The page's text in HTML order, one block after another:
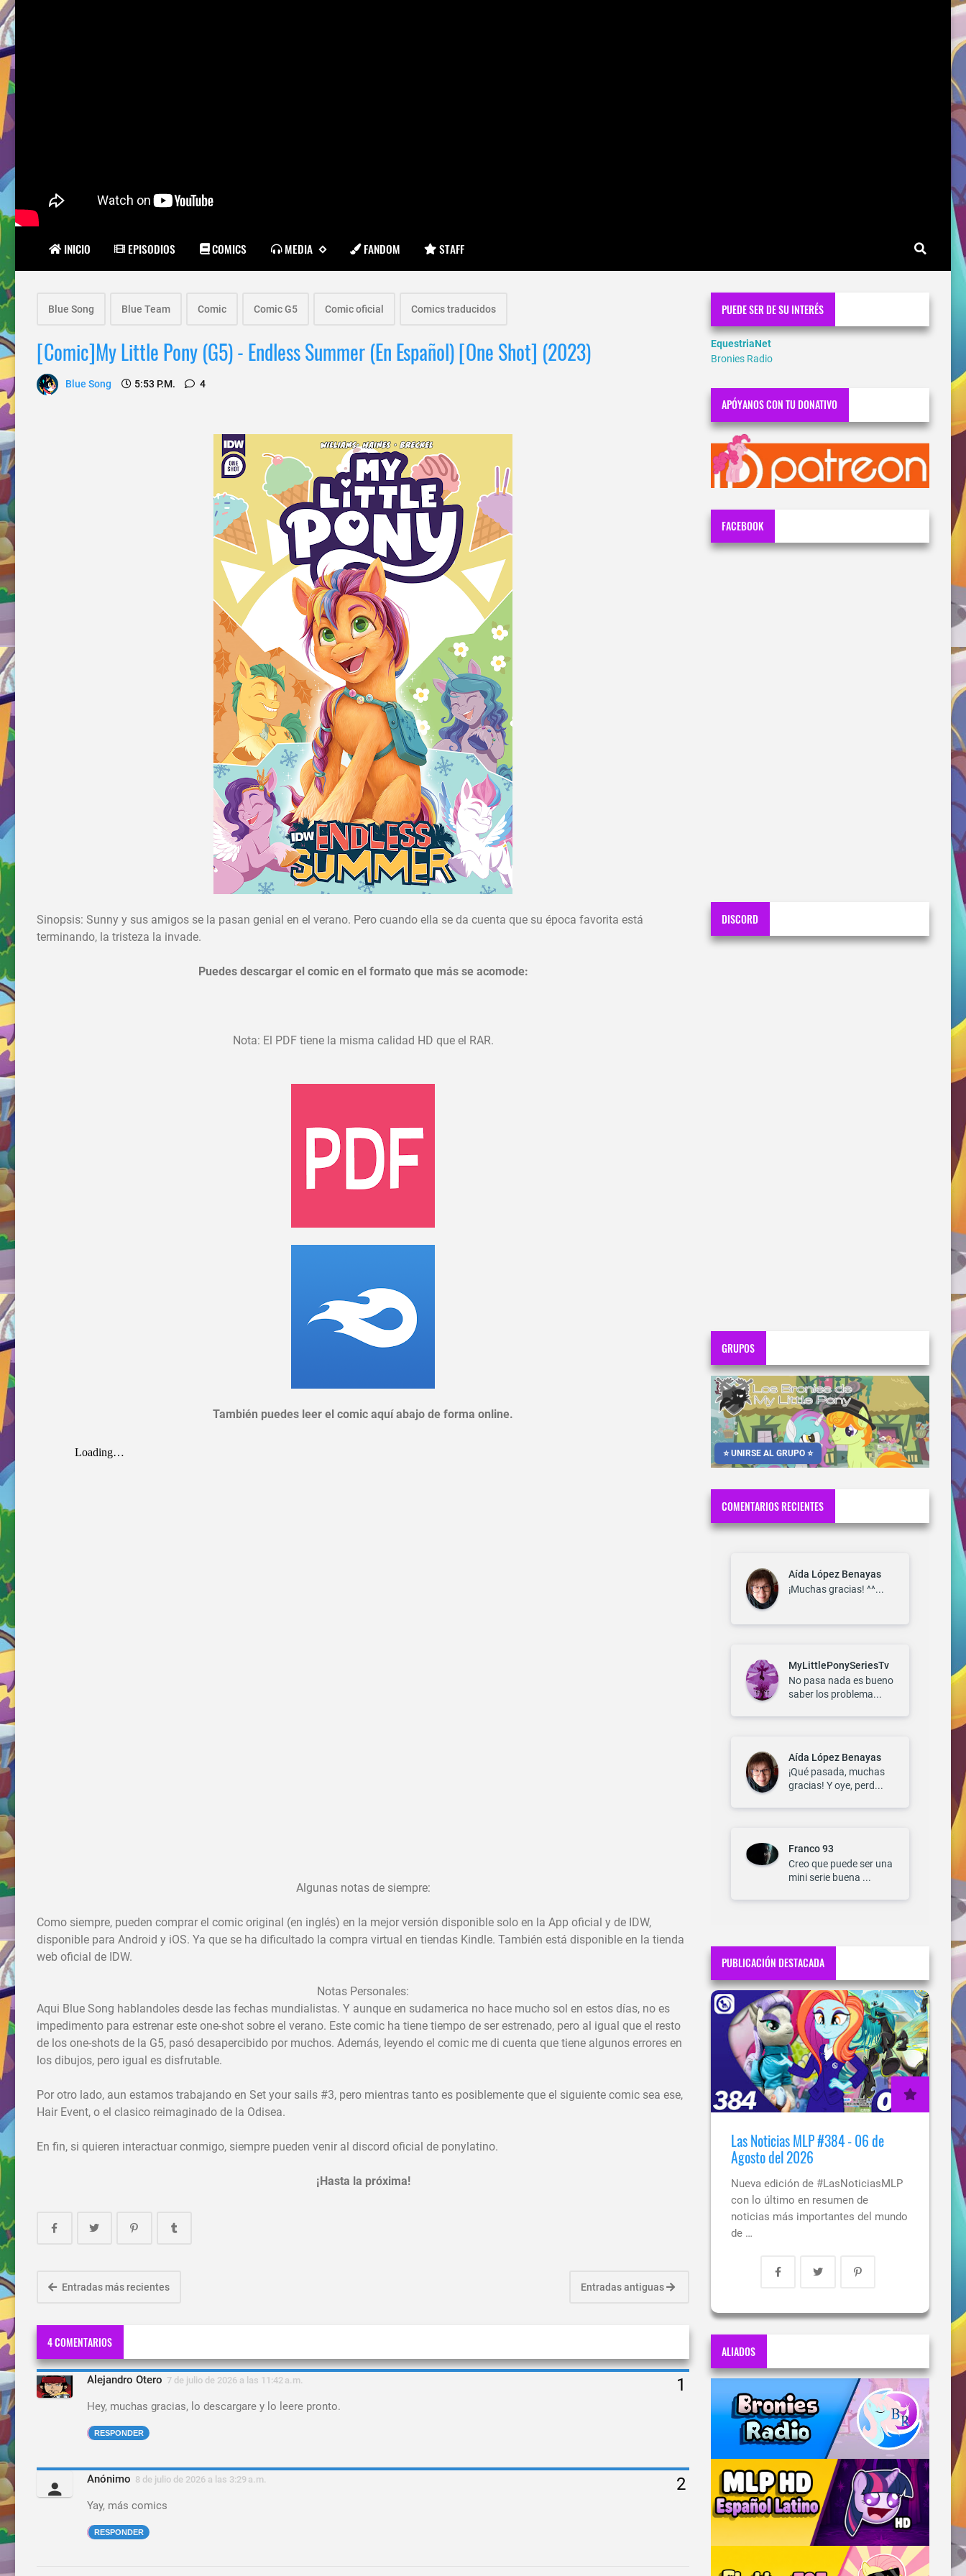
INICIO EPISODIOS COMICS MEDIA FANDOM STAFF
Blue Song Blue Team Comic Comic G5 Comic oficial Comics traducidos
[Comic]My Little Pony (G5) - Endless Summer (En Español) [One Shot] (2023)
Blue Song 5:53 P.m. 4
Sinopsis: Sunny y sus amigos se la pasan genial en el verano. Pero cuando ella se da cuenta que su época favorita está
terminando, la tristeza la invade.
Puedes descargar el comic en el formato que más se acomode:
Nota: El PDF tiene la misma calidad HD que el RAR.
También puedes leer el comic aquí abajo de forma online.
Algunas notas de siempre:
Como siempre, pueden comprar el comic original (en inglés) en la mejor versión disponible solo en la App oficial y de IDW,
disponible para Android y iOS. Ya que se ha dificultado la compra virtual en tiendas Kindle. También está disponible en la tienda
web oficial de IDW.
Notas Personales:
Aqui Blue Song hablandoles desde las fechas mundialistas. Y aunque en sudamerica no hace mucho sol en estos días, no es
impedimento para estrenar este one-shot sobre el verano. Este comic ha tiene tiempo de ser estrenado, pero al igual que el resto
de los one-shots de la G5, pasó desapercibido por muchos. Además, leyendo el comic me di cuenta que tiene algunos errores en
los dibujos, pero igual es disfrutable.
Por otro lado, aun estamos trabajando en Set your sails #3, pero mientras tanto es posiblemente que el siguiente comic sea ese,
Hair Event, o el clasico reimaginado de la Odisea.
En fin, si quieren interactuar conmigo, siempre pueden venir al discord oficial de ponylatino.
¡Hasta la próxima!
Entradas más recientes Entradas antiguas
4 COMENTARIOS
Alejandro Otero 7 de julio de 2026 a las 11:42 a.m.
Hey, muchas gracias, lo descargare y lo leere pronto.
RESPONDER
Anónimo 8 de julio de 2026 a las 3:29 a.m.
Yay, más comics
RESPONDER
PUEDE SER DE SU INTERÉS
EquestriaNet
Bronies Radio
APÓYANOS CON TU DONATIVO
FACEBOOK
DISCORD
GRUPOS
⭐ UNIRSE AL GRUPO ⭐
COMENTARIOS RECIENTES
Aída López Benayas
¡Muchas gracias! ^^...
MyLittlePonySeriesTv
No pasa nada es bueno
saber los problema...
Aída López Benayas
¡Qué pasada, muchas
gracias! Y oye, perd...
Franco 93
Creo que puede ser una
mini serie buena ...
PUBLICACIÓN DESTACADA
Las Noticias MLP #384 - 06 de
Agosto del 2026
Nueva edición de #LasNoticiasMLP
con lo último en resumen de
noticias más importantes del mundo
de …
ALIADOS